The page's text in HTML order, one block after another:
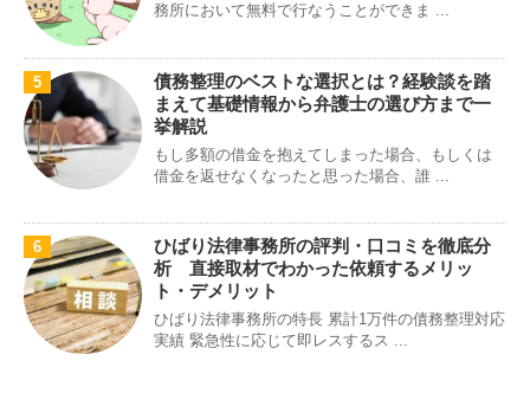
務所において無料で行なうことができま ...
5
債務整理のベストな選択とは？経験談を踏
まえて基礎情報から弁護士の選び方まで一
挙解説
もし多額の借金を抱えてしまった場合、もしくは
借金を返せなくなったと思った場合、誰 ...
6
ひばり法律事務所の評判・口コミを徹底分
析 直接取材でわかった依頼するメリッ
ト・デメリット
ひばり法律事務所の特長 累計1万件の債務整理対応
実績 緊急性に応じて即レスするス ...